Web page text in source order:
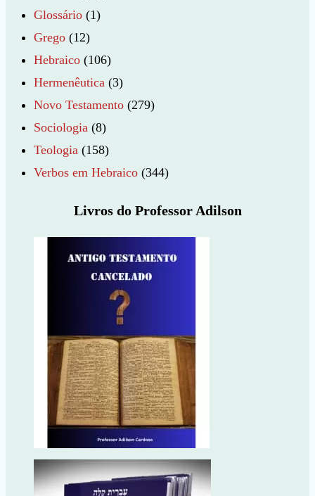
Glossário (1)
Grego (12)
Hebraico (106)
Hermenêutica (3)
Novo Testamento (279)
Sociologia (8)
Teologia (158)
Verbos em Hebraico (344)
Livros do Professor Adilson